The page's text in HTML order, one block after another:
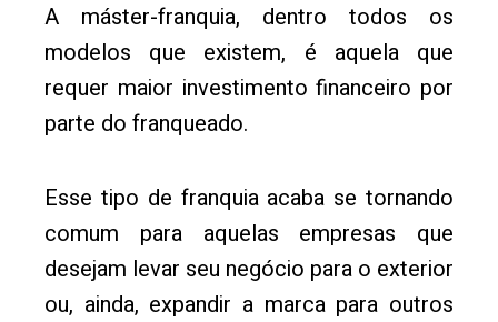
A máster-franquia, dentro todos os
modelos que existem, é aquela que
requer maior investimento financeiro por
parte do franqueado.
Esse tipo de franquia acaba se tornando
comum para aquelas empresas que
desejam levar seu negócio para o exterior
ou, ainda, expandir a marca para outros